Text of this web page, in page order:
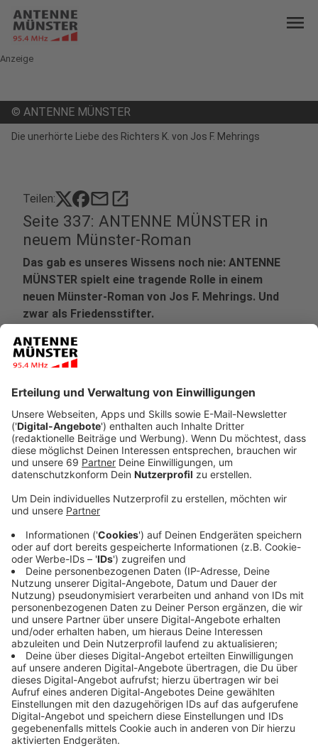
menu
Anzeige
© ANTENNE MÜNSTER
Die unerhörte Liebe des Richters K. von Jos F. Mehrings
Teilen: mailopen_in_new
Seite 337: ANTENNE MÜNSTER in
neuem Münster-Roman
Das gab es unseres Wissens noch nie: ANTENNE
MÜNSTER spielt eine tragende Rolle in einem
neuen Münster-Roman von Jos F. Mehrings. Und
zwar als Friedensstifter.
Veröffentlicht:
Der aktuelle Roman von Autor Jos F. Mehrings hat den
Titel „Die unerhörte Liebe des Richters K.“. Auf Seite
337 trägt ANTENNE MÜNSTER durch mehrere
Berichte maßgeblich dazu bei, dass von der Stadt des
Westfälischen Friedens eine weltweite Pandemie für
den Frieden ausgeht. Pandemie also mal anders
verstanden, als Zeitenwende nämlich.
Anzeige
Der Roman spielt im Jahr 2019 und es geht um den
57-jährigen Richter Heinrich Kollmann am Landgericht
Münster. Der verliebt sich in eine junge Kassiererin und
setzt nun alles daran, sie kennen zu lernen. Er
unternimmt dabei Aktionen, für die er andere wegen
Stalkings verurteilt. Zum Beispiel ein Sit-In vor dem
Drogeriemarkt in der Salzstraße.
Anzeige